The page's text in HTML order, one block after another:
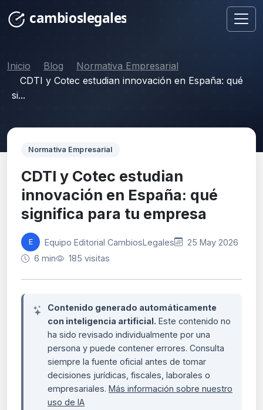
Inicio Blog
Normativa Empresarial
CDTI y Cotec estudian innovación en España: qué
si...
Normativa Empresarial
CDTI y Cotec estudian
innovación en España: qué
significa para tu empresa
E Equipo Editorial CambiosLegales
25 May 2026
6 min
185 visitas
Contenido generado automáticamente
con inteligencia artificial. Este contenido no
ha sido revisado individualmente por una
persona y puede contener errores. Consulta
siempre la fuente oficial antes de tomar
decisiones jurídicas, fiscales, laborales o
empresariales. Más información sobre nuestro
uso de IA